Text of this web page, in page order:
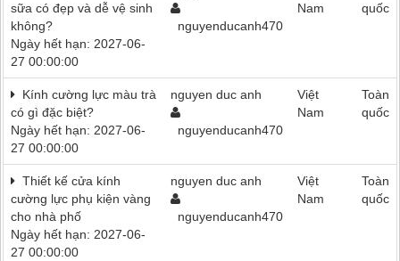
sữa có đẹp và dễ vệ sinh
không?
Ngày hết hạn: 2027-06-
27 00:00:00
nguyenducanh470
Nam
quốc
Kính cường lực màu trà
có gì đặc biệt?
Ngày hết hạn: 2027-06-
27 00:00:00
nguyen duc anh
nguyenducanh470
Việt
Nam
Toàn
quốc
Thiết kế cửa kính
cường lực phụ kiện vàng
cho nhà phố
Ngày hết hạn: 2027-06-
27 00:00:00
nguyen duc anh
nguyenducanh470
Việt
Nam
Toàn
quốc